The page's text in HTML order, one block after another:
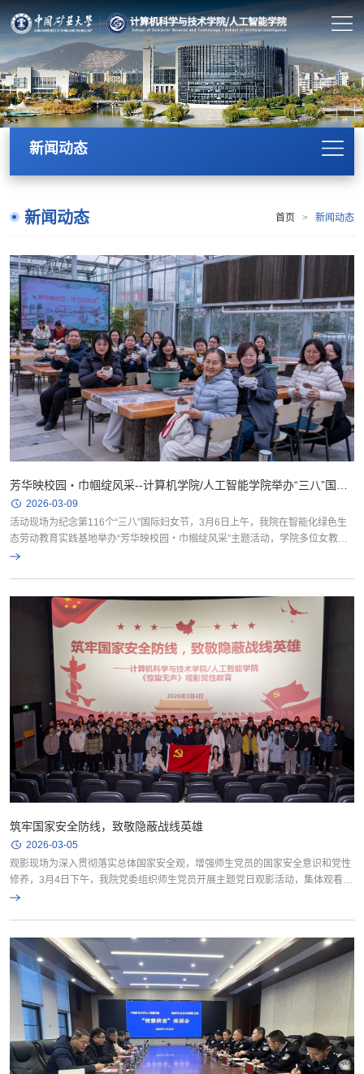
新闻动态
新闻动态 首页 > 新闻动态
芳华映校园・巾帼绽风采--计算机学院/人工智能学院举办“三八”国际
劳动妇女节活动
2026-03-09
活动现场为纪念第116个“三八”国际妇女节，3月6日上午，我院在智能化绿色生
态劳动教育实践基地举办“芳华映校园・巾帼绽风采”主题活动，学院多位女教师
齐聚一堂，共赴一场与多肉植物的美好邂逅。学院工会主席夏战国老师向广大女
色环境的乐趣，而且学习了多肉植物的移植和养护...
筑牢国家安全防线，致敬隐蔽战线英雄
2026-03-05
​观影现场为深入贯彻落实总体国家安全观，增强师生党员的国家安全意识和党性
修养，3月4日下午，我院党委组织师生党员开展主题党日观影活动，集体观看当
代国家安全题材电影《惊蛰无声》。影片讲述了国安小组在我国最新战机重要情
牵动，被国安干警“于无声处听惊雷”的忠诚担当...